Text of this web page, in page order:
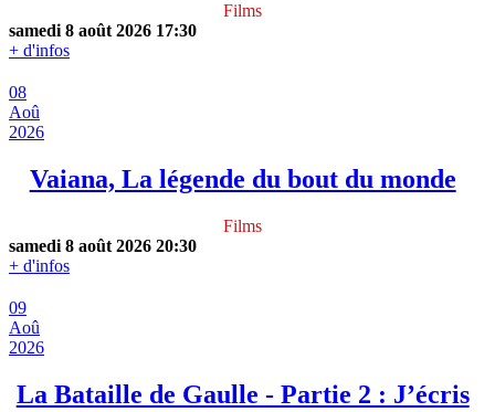
Films
samedi 8 août 2026 17:30
+ d'infos
08
Aoû
2026
Vaiana, La légende du bout du monde
Films
samedi 8 août 2026 20:30
+ d'infos
09
Aoû
2026
La Bataille de Gaulle - Partie 2 : J’écris